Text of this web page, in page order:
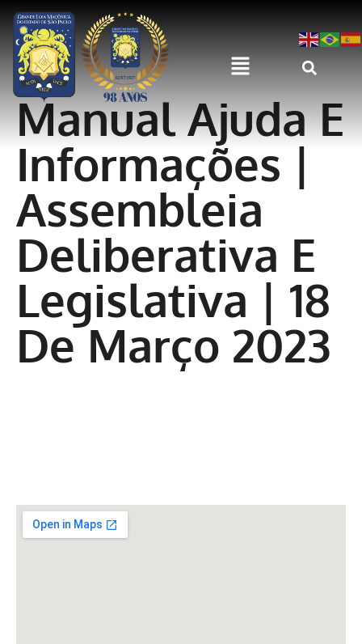
Manual Ajuda E
Informações |
Assembleia
Deliberativa E
Legislativa | 18
De Março 2023